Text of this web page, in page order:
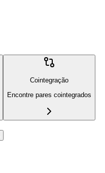
Cointegração
Encontre pares cointegrados